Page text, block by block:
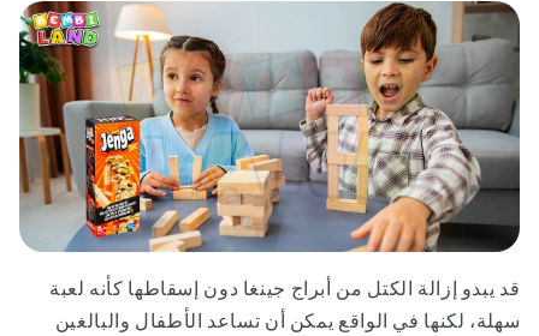
قد يبدو إزالة الكتل من أبراج جينغا دون إسقاطها كأنه لعبة
سهلة، لكنها في الواقع يمكن أن تساعد الأطفال والبالغين